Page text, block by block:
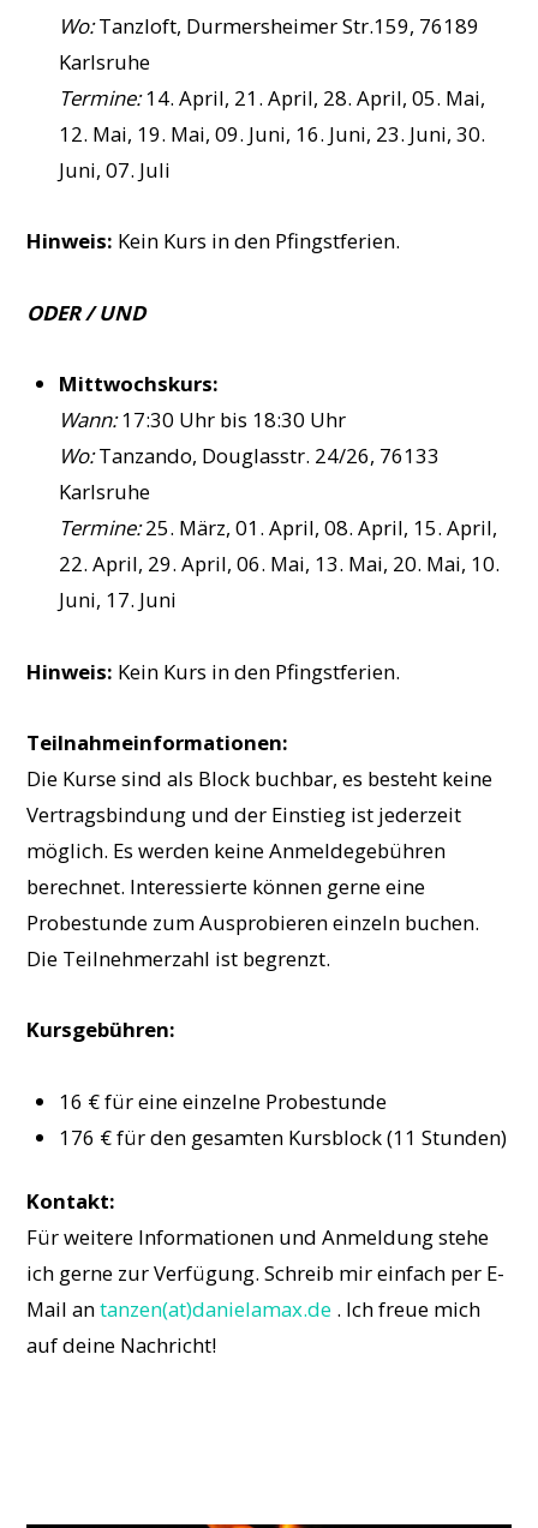
Wo:Tanzloft, Durmersheimer Str.159, 76189
Karlsruhe
Termine:14. April, 21. April, 28. April, 05. Mai,
12. Mai, 19. Mai, 09. Juni, 16. Juni, 23. Juni, 30.
Juni, 07. Juli
Hinweis: Kein Kurs in den Pfingstferien.
ODER / UND
Mittwochskurs:
Wann:17:30 Uhr bis 18:30 Uhr
Wo:Tanzando, Douglasstr. 24/26, 76133
Karlsruhe
Termine:25. März, 01. April, 08. April, 15. April,
22. April, 29. April, 06. Mai, 13. Mai, 20. Mai, 10.
Juni, 17. Juni
Hinweis: Kein Kurs in den Pfingstferien.
Teilnahmeinformationen:
Die Kurse sind als Block buchbar, es besteht keine
Vertragsbindung und der Einstieg ist jederzeit
möglich. Es werden keine Anmeldegebühren
berechnet. Interessierte können gerne eine
Probestunde zum Ausprobieren einzeln buchen.
Die Teilnehmerzahl ist begrenzt.
Kursgebühren:
16 € für eine einzelne Probestunde
176 € für den gesamten Kursblock (11 Stunden)
Kontakt:
Für weitere Informationen und Anmeldung stehe
ich gerne zur Verfügung. Schreib mir einfach per E-
Mail antanzen(at)danielamax.de . Ich freue mich
auf deine Nachricht!